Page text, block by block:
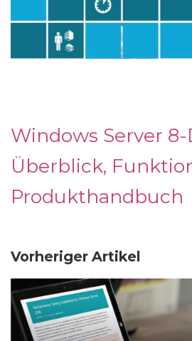
Windows Server
Überblick,
Produkthandbuch
Vorheriger Artikel